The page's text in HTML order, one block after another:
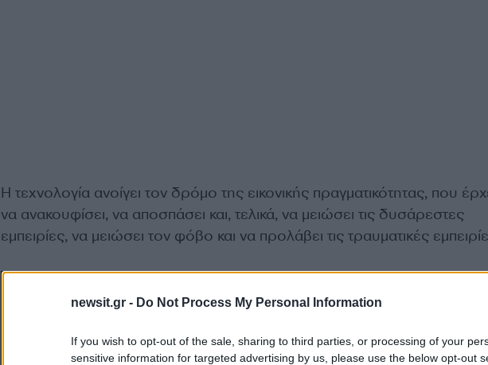
newsit.gr - Do Not Process My Personal Information
If you wish to opt-out of the sale, sharing to third parties, or processing of your
sensitive information for targeted advertising by us, please use the below opt-out
Η τεχνολογία ανοίγει τον δρόμο της εικονικής πραγματικότητας, που
να ανακουφίσει, να αποσπάσει και, τελικά, να μειώσει τις δυσάρεστες
εμπειρίες, να μειώσει τον φόβο και να προλάβει τις τραυματικές